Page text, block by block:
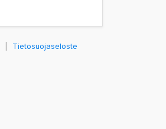
Tietosuojaseloste